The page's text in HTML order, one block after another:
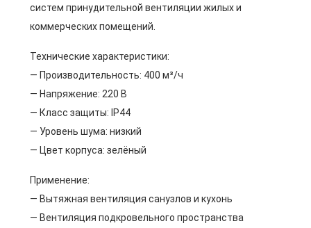
систем принудительной вентиляции жилых и
коммерческих помещений.
Технические характеристики:
— Производительность: 400 м³/ч
— Напряжение: 220 В
— Класс защиты: IP44
— Уровень шума: низкий
— Цвет корпуса: зелёный
Применение:
— Вытяжная вентиляция санузлов и кухонь
— Вентиляция подкровельного пространства